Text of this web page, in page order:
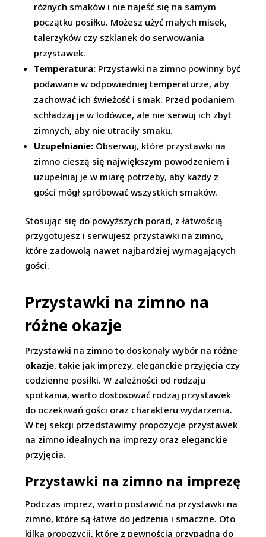
różnych smaków i nie najeść się na samym
początku posiłku. Możesz użyć małych misek,
talerzyków czy szklanek do serwowania
przystawek.
Temperatura: Przystawki na zimno powinny być
podawane w odpowiedniej temperaturze, aby
zachować ich świeżość i smak. Przed podaniem
schładzaj je w lodówce, ale nie serwuj ich zbyt
zimnych, aby nie utraciły smaku.
Uzupełnianie: Obserwuj, które przystawki na
zimno cieszą się największym powodzeniem i
uzupełniaj je w miarę potrzeby, aby każdy z
gości mógł spróbować wszystkich smaków.
Stosując się do powyższych porad, z łatwością
przygotujesz i serwujesz przystawki na zimno,
które zadowolą nawet najbardziej wymagających
gości.
Przystawki na zimno na
różne okazje
Przystawki na zimno to doskonały wybór na różne
okazje, takie jak imprezy, eleganckie przyjęcia czy
codzienne posiłki. W zależności od rodzaju
spotkania, warto dostosować rodzaj przystawek
do oczekiwań gości oraz charakteru wydarzenia.
W tej sekcji przedstawimy propozycje przystawek
na zimno idealnych na imprezy oraz eleganckie
przyjęcia.
Przystawki na zimno na imprezę
Podczas imprez, warto postawić na przystawki na
zimno, które są łatwe do jedzenia i smaczne. Oto
kilka propozycji, które z pewnością przypadną do